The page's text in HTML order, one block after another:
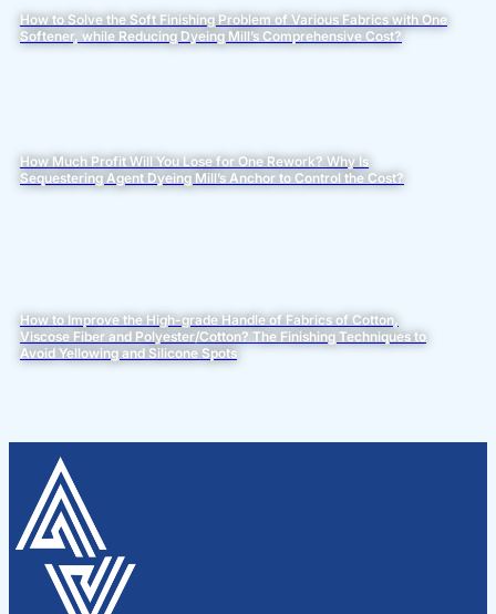
How to Solve the Soft Finishing Problem of Various Fabrics with One
Softener, while Reducing Dyeing Mill’s Comprehensive Cost?
How Much Profit Will You Lose for One Rework? Why Is
Sequestering Agent Dyeing Mill’s Anchor to Control the Cost?
How to Improve the High-grade Handle of Fabrics of Cotton,
Viscose Fiber and Polyester/Cotton? The Finishing Techniques to
Avoid Yellowing and Silicone Spots